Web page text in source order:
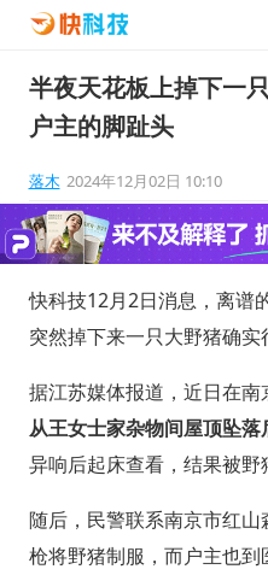
半夜天花板上掉下一
户主的脚趾头
落木 2024年12月02日 10:10
快科技12月2日消息，离谱
突然掉下来一只大野猪确实
据江苏媒体报道，近日在南
从王女士家杂物间屋顶坠落
异响后起床查看，结果被野
随后，民警联系南京市红
枪将野猪制服，而户主也